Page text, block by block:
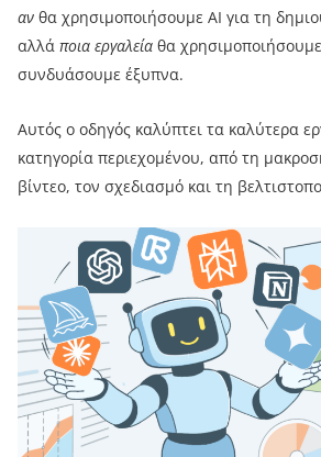
αν θα χρησιμοποιήσουμε AI για τη
αλλά ποια εργαλεία θα
συνδυάσουμε έξυπνα.
Αυτός ο οδηγός καλύπτει τα καλύτερα
κατηγορία περιεχομένου, από τη
βίντεο, τον σχεδιασμό και τη